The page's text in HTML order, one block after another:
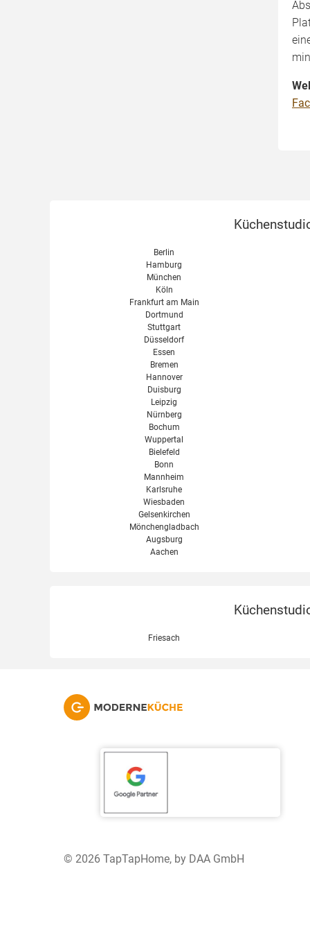
Berlin
Hamburg
München
Köln
Frankfurt am Main
Dortmund
Stuttgart
Düsseldorf
Essen
Bremen
Hannover
Duisburg
Leipzig
Nürnberg
Bochum
Wuppertal
Bielefeld
Bonn
Mannheim
Karlsruhe
Wiesbaden
Gelsenkirchen
Mönchengladbach
Augsburg
Aachen
Friesach
© 2026 TapTapHome, by DAA GmbH